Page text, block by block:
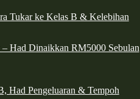
Tukar ke Kelas B & Kelebihan
Had Dinaikkan RM5000 Sebulan
Had Pengeluaran & Tempoh